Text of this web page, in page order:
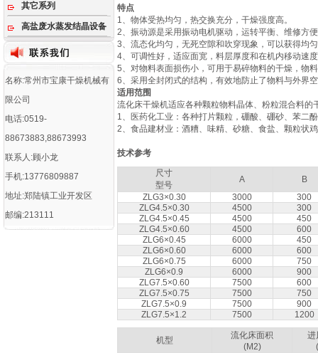
其它系列
高盐废水蒸发结晶设备
名称:常州市宝康干燥机械有
限公司
电话:0519-
88673883,88673993
联系人:顾小龙
手机:13776809887
地址:郑陆镇工业开发区
邮编:213111
特点
1、物体受热均匀，热交换充分，干燥强度高。
2、振动源是采用振动电机驱动，运转平衡、维修方
3、流态化均匀，无死空隙和吹穿现象，可以获得均
4、可调性好，适应面宽，料层厚度和在机内移动速
5、对物料表面损伤小，可用于易碎物料的干燥，物
6、采用全封闭式的结构，有效地防止了物料与外界
适用范围
流化床干燥机适应各种颗粒物料晶体、粉粒混合料的
1、医药化工业：各种打片颗粒，硼酸、硼砂、苯二
2、食品建材业：酒糟、味精、砂糖、食盐、颗粒状
技术参考
尺寸
型号
A
B
ZLG3×0.30
3000
300
ZLG4.5×0.30
4500
300
ZLG4.5×0.45
4500
450
ZLG4.5×0.60
4500
600
ZLG6×0.45
6000
450
ZLG6×0.60
6000
600
ZLG6×0.75
6000
750
ZLG6×0.9
6000
900
ZLG7.5×0.60
7500
600
ZLG7.5×0.75
7500
750
ZLG7.5×0.9
7500
900
ZLG7.5×1.2
7500 1200
机型
流化床面积
(M2)
进